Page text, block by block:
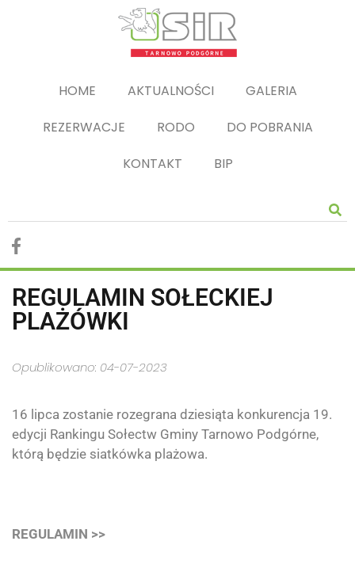
HOME AKTUALNOŚCI
GALERIA
REZERWACJE
RODO
DO POBRANIA
KONTAKT
BIP
REGULAMIN SOŁECKIEJ
PLAŻÓWKI
Opublikowano: 04-07-2023
16 lipca zostanie rozegrana dziesiąta konkurencja 19.
edycji Rankingu Sołectw Gminy Tarnowo Podgórne,
którą będzie siatkówka plażowa.
REGULAMIN >>